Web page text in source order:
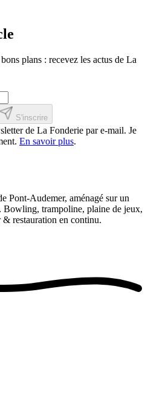
plans : recevez les actus de La
S'inscrire
de La Fonderie par e-mail. Je
En savoir plus.
Pont-Audemer, aménagé sur un
Bowling, trampoline, plaine de jeux,
& restauration en continu.